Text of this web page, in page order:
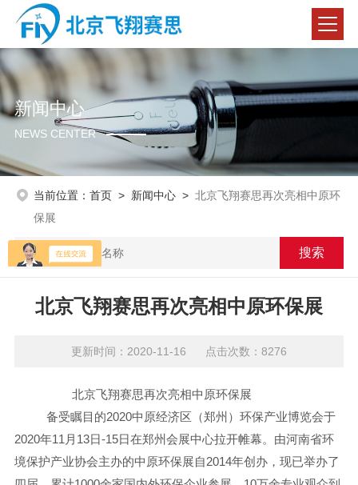
新闻中心
NEWS CENTER
当前位置： 首页> 新闻中心> 北京飞翔赛思再次亮相中原环
保展
北京飞翔赛思再次亮相中原环保展
更新时间：2020-11-16 点击次数：8276
北京飞翔赛思再次亮相中原环保展
备受瞩目的2020中原经济区（郑州）环保产业博览会于
2020年11月 13日-15日在郑州会展中心拉开帷幕。由河南省环
境保护产业协会主办的中原环保展自2014年创办，现已举办了